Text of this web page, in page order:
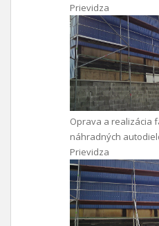
Prievidza
Oprava a realizácia
náhradných
Prievidza